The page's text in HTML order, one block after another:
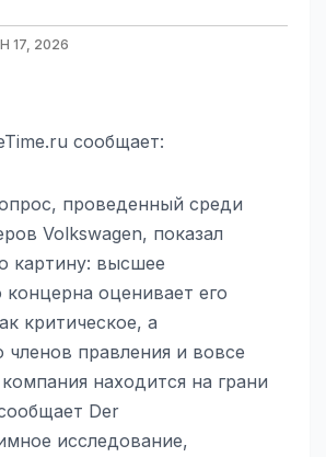
17, 2026
сообщает:
проведенный среди
Volkswagen, показал
высшее
концерна оценивает его
критическое, а
членов правления и вовсе
находится на грани
Der
исследование,